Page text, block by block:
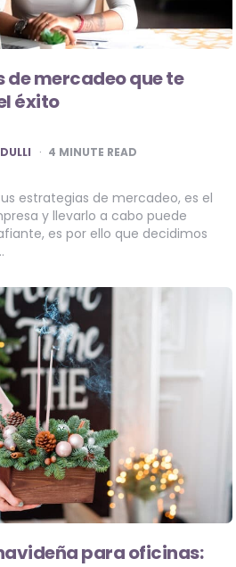
de mercadeo que te
éxito
4 MINUTE READ
estrategias de mercadeo, es el
y llevarlo a cabo puede
es por ello que decidimos
para oficinas: